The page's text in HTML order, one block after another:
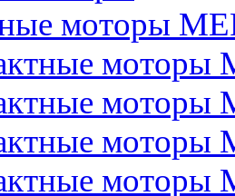
моторы
моторы
моторы
моторы
моторы